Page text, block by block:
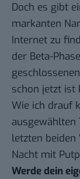
Doch es gibt
markanten
Internet zu
der Beta-
schon jetzt ist
Wie ich drauf
ausgewählten
letzten beiden
Nacht mit
Werde dein